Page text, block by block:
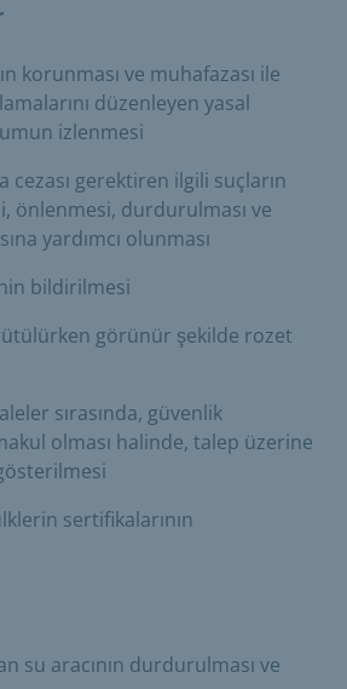
korunması ve muhafazası ile
düzenleyen yasal
izlenmesi
cezası gerektiren ilgili suçların
önlenmesi, durdurulması ve
yardımcı olunması
bildirilmesi
görünür şekilde rozet
sırasında, güvenlik
olması halinde, talep üzerine
sertifikalarının
su aracının durdurulması ve